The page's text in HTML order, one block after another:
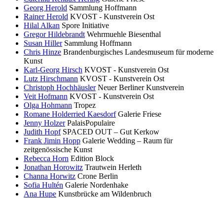
Georg Herold Sammlung Hoffmann
Rainer Herold KVOST - Kunstverein Ost
Hilal Alkan Spore Initiative
Gregor Hildebrandt Wehrmuehle Biesenthal
Susan Hiller Sammlung Hoffmann
Chris Hinze Brandenburgisches Landesmuseum für moderne
Kunst
Karl-Georg Hirsch KVOST - Kunstverein Ost
Lutz Hirschmann KVOST - Kunstverein Ost
Christoph Hochhäusler Neuer Berliner Kunstverein
Veit Hofmann KVOST - Kunstverein Ost
Olga Hohmann Tropez
Romane Holderried Kaesdorf Galerie Friese
Jenny Holzer PalaisPopulaire
Judith Hopf SPACED OUT – Gut Kerkow
Frank Jimin Hopp Galerie Wedding – Raum für
zeitgenössische Kunst
Rebecca Horn Edition Block
Jonathan Horowitz Trautwein Herleth
Channa Horwitz Crone Berlin
Sofia Hultén Galerie Nordenhake
Ana Hupe Kunstbrücke am Wildenbruch